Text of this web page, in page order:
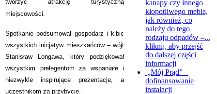
tworzyć atrakcję turystyczną
miejscowości.
Spotkanie podsumował gospodarz i kibic
wszystkich inicjatyw mieszkańców – wójt
Stanisław Longawa, który podziękował
wszystkim prelegentom za wspaniałe i
niezwykle inspirujące prezentacje, a
uczestnikom za przybycie.
kanapy czy innego
kłopotliwego mebla,
jak również, co
należy do tego
rodzaju odpadów –...
kliknij, aby przejść
do dalszej części
informacji
„Mój Prąd” –
dofinansowanie
instalacji